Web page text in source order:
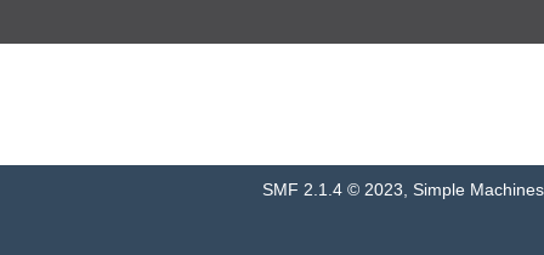
SMF 2.1.4 © 2023 Simple Machines